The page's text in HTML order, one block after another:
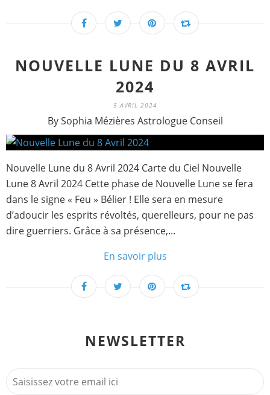
NOUVELLE LUNE DU 8 AVRIL
2024
5 AVRIL 2024
By Sophia Mézières Astrologue Conseil
Nouvelle Lune du 8 Avril 2024 Carte du Ciel Nouvelle
Lune 8 Avril 2024 Cette phase de Nouvelle Lune se fera
dans le signe « Feu » Bélier ! Elle sera en mesure
d’adoucir les esprits révoltés, querelleurs, pour ne pas
dire guerriers. Grâce à sa présence,...
En savoir plus
NEWSLETTER